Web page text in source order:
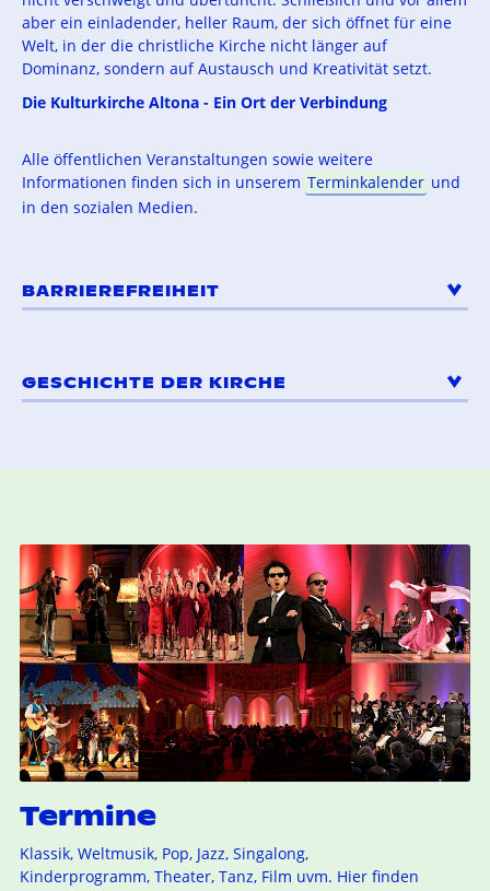
aber ein einladender, heller Raum, der sich öffnet für eine
Welt, in der die christliche Kirche nicht länger auf
Dominanz, sondern auf Austausch und Kreativität setzt.
Die Kulturkirche Altona - Ein Ort der Verbindung
Alle öffentlichen Veranstaltungen sowie weitere
Informationen finden sich in unserem Terminkalender und
in den sozialen Medien.
BARRIEREFREIHEIT
GESCHICHTE DER KIRCHE
Termine
Klassik, Weltmusik, Pop, Jazz, Singalong,
Kinderprogramm, Theater, Tanz, Film uvm. Hier finden